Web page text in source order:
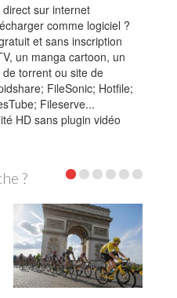
sur internet
comme logiciel ?
et sans inscription
un manga cartoon, un
torrent ou site de
FileSonic; Hotfile;
Fileserve...
HD sans plugin vidéo
?